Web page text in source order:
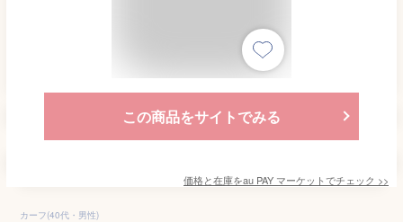
この商品をサイトでみる
価格と在庫をau PAY マーケットでチェック >>
カーフ(40代・男性)